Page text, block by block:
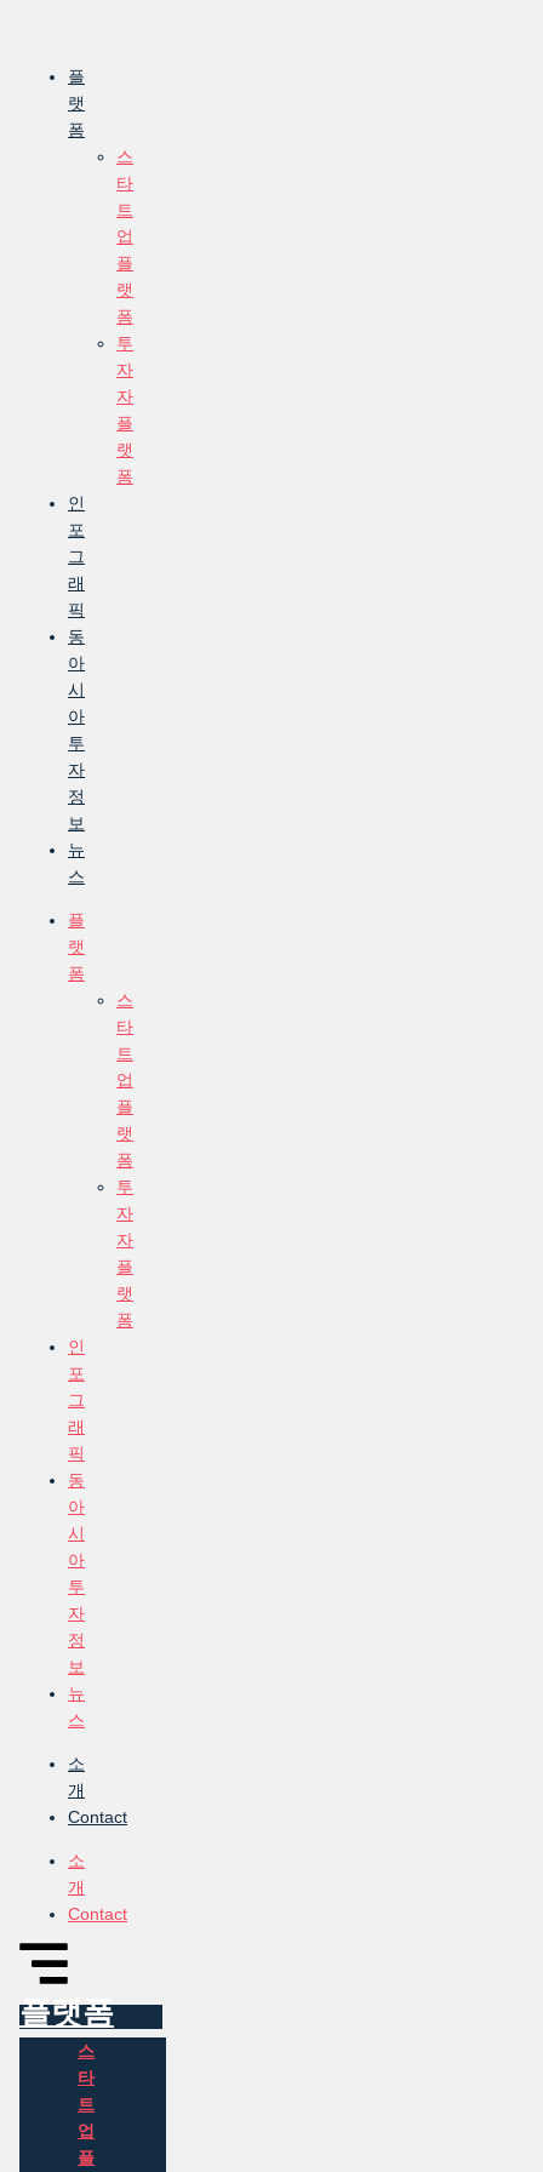
content
플
랫
폼
스
타
트
업
플
랫
폼
투
자
자
플
랫
폼
인
포
그
래
픽
동
아
시
아
투
자
정
보
뉴
스
플
랫
폼
스
타
트
업
플
랫
폼
투
자
자
플
랫
폼
인
포
그
래
픽
동
아
시
아
투
자
정
보
뉴
스
소
개
Contact
소
개
Contact
플랫폼
스
타
트
업
플